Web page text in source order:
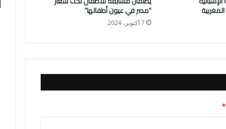
“مصر في عيون أطفالها”
7 أكتوبر، 2024
*